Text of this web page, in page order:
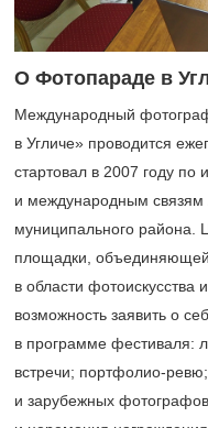
О Фотопараде в
Международный
в Угличе» проводится
стартовал в 2007 году по
и международным связям
муниципального района.
площадки,
в области
возможность заявить о
в программе фестиваля:
встречи; портфолио-
и зарубежных